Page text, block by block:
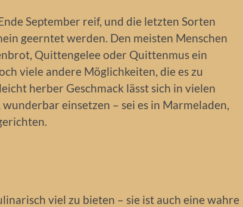
September reif, und die letzten Sorten
geerntet werden. Den meisten Menschen
Quittengelee oder Quittenmus ein
viele andere Möglichkeiten, die es zu
herber Geschmack lässt sich in vielen
einsetzen – sei es in Marmeladen,
viel zu bieten – sie ist auch eine wahre